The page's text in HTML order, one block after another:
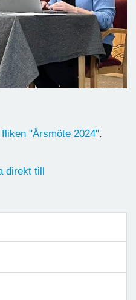
"Årsmöte 2024".
direkt till